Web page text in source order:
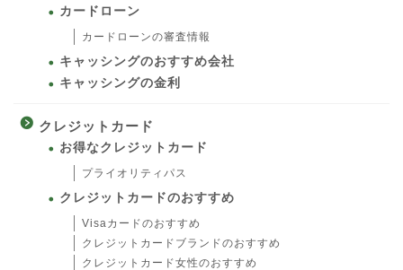
カードローン
カードローンの審査情報
キャッシングのおすすめ会社
キャッシングの金利
クレジットカード
お得なクレジットカード
プライオリティパス
クレジットカードのおすすめ
Visaカードのおすすめ
クレジットカードブランドのおすすめ
クレジットカード女性のおすすめ